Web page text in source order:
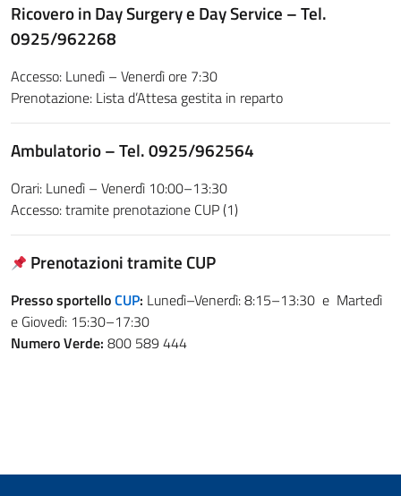
Ricovero in Day Surgery e Day Service – Tel.
0925/962268
Accesso: Lunedì – Venerdì ore 7:30
Prenotazione: Lista d’Attesa gestita in reparto
Ambulatorio – Tel. 0925/962564
Orari: Lunedì – Venerdì 10:00–13:30
Accesso: tramite prenotazione CUP (1)
Prenotazioni tramite CUP
Presso sportelloCUP: Lunedì–Venerdì: 8:15–13:30 e Martedì
e Giovedì: 15:30–17:30
Numero Verde: 800 589 444